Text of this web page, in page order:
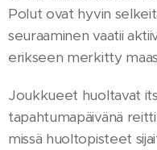
Polut ovat hyvin
seuraaminen vaatii
erikseen merkitty
Joukkueet huoltavat
tapahtumapäivänä
missä huoltopisteet